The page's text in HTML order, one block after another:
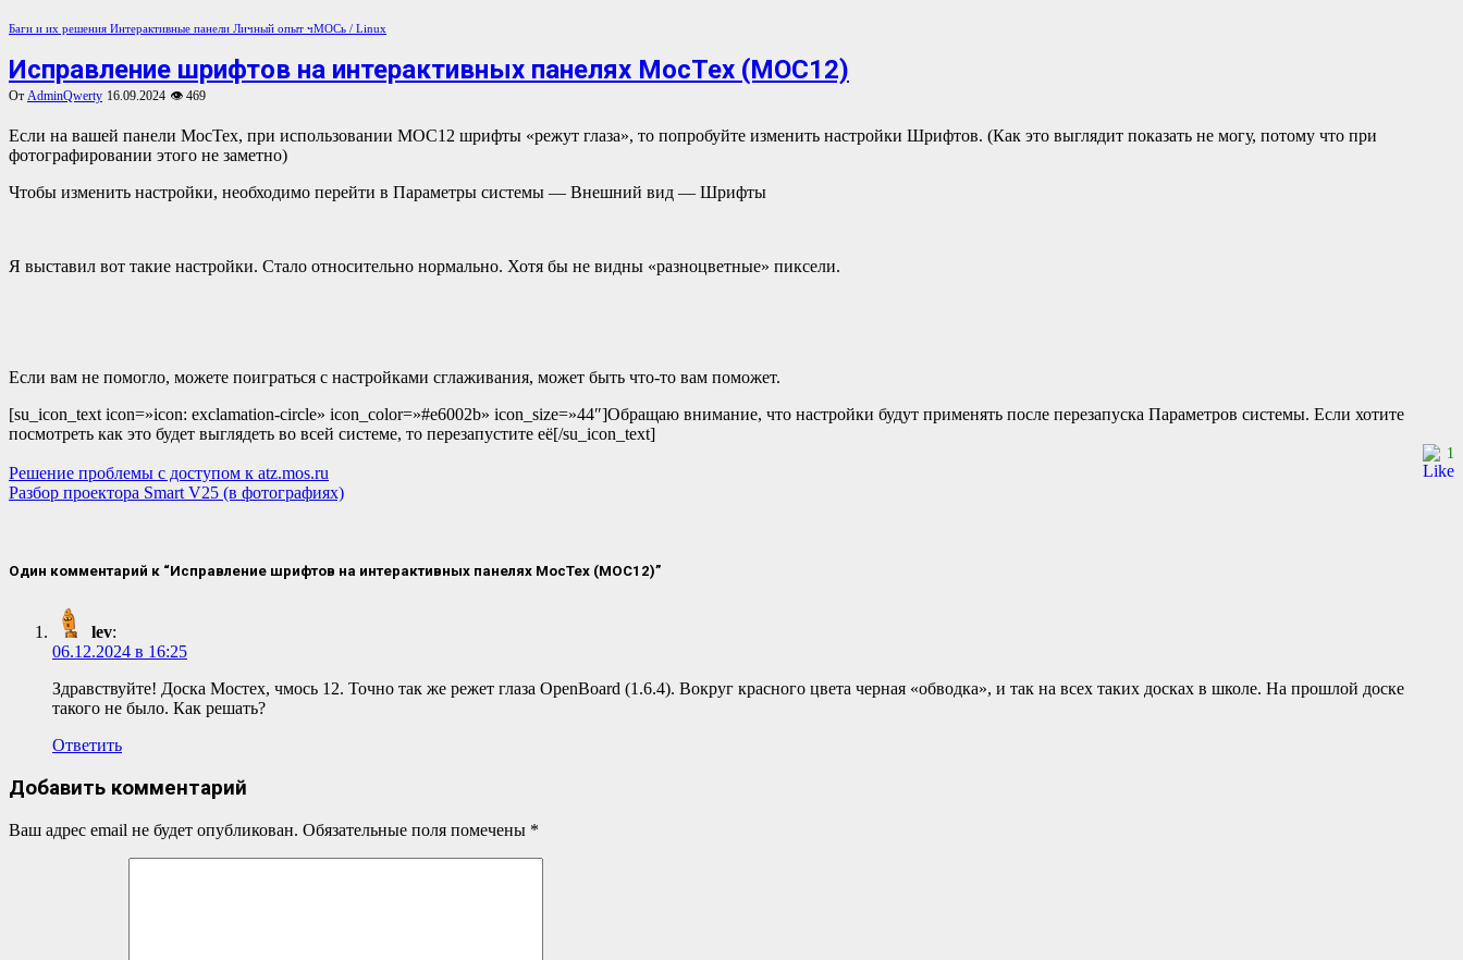
Баги и их решения Интерактивные панели Личный опыт чМОСь / Linux
Исправление шрифтов на интерактивных панелях МосТех (МОС12)
От AdminQwerty 16.09.2024 👁 469
Если на вашей панели МосТех, при использовании МОС12 шрифты «режут глаза», то попробуйте изменить настройки Шрифтов. (Как это выглядит показать не могу, потому что при
фотографировании этого не заметно)
Чтобы изменить настройки, необходимо перейти в Параметры системы — Внешний вид — Шрифты
Я выставил вот такие настройки. Стало относительно нормально. Хотя бы не видны «разноцветные» пиксели.
Если вам не помогло, можете поиграться с настройками сглаживания, может быть что-то вам поможет.
[su_icon_text icon=»icon: exclamation-circle» icon_color=»#e6002b» icon_size=»44″]Обращаю внимание, что настройки будут применять после перезапуска Параметров системы. Если хотите
посмотреть как это будет выглядеть во всей системе, то перезапустите её[/su_icon_text]
1
Навигация
по
Решение проблемы с доступом к atz.mos.ru
Разбор проектора Smart V25 (в фотографиях)
Один комментарий к “Исправление шрифтов на интерактивных панелях МосТех (МОС12)”
lev:
06.12.2024 в 16:25
Здравствуйте! Доска Мостех, чмось 12. Точно так же режет глаза OpenBoard (1.6.4). Вокруг красного цвета черная «обводка», и так на всех таких досках в школе. На прошлой доске
такого не было. Как решать?
Ответить
Добавить комментарий
Ваш адрес email не будет опубликован. Обязательные поля помечены *